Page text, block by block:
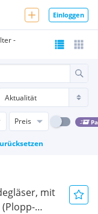
Einloggen
-
Preis
mit
(Plopp-